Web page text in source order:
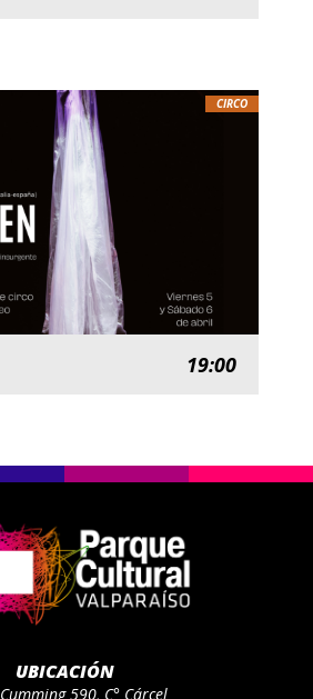
CIRCO
19:00
UBICACIÓN
590, C° Cárcel